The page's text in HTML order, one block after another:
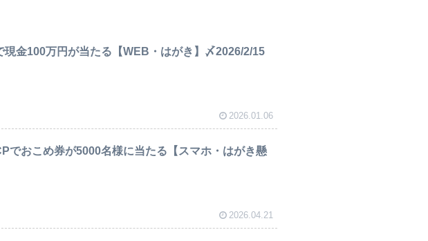
現金100万円が当たる【WEB・はがき】〆2026/2/15
2026.01.06
でおこめ券が5000名様に当たる【スマホ・はがき懸
2026.04.21